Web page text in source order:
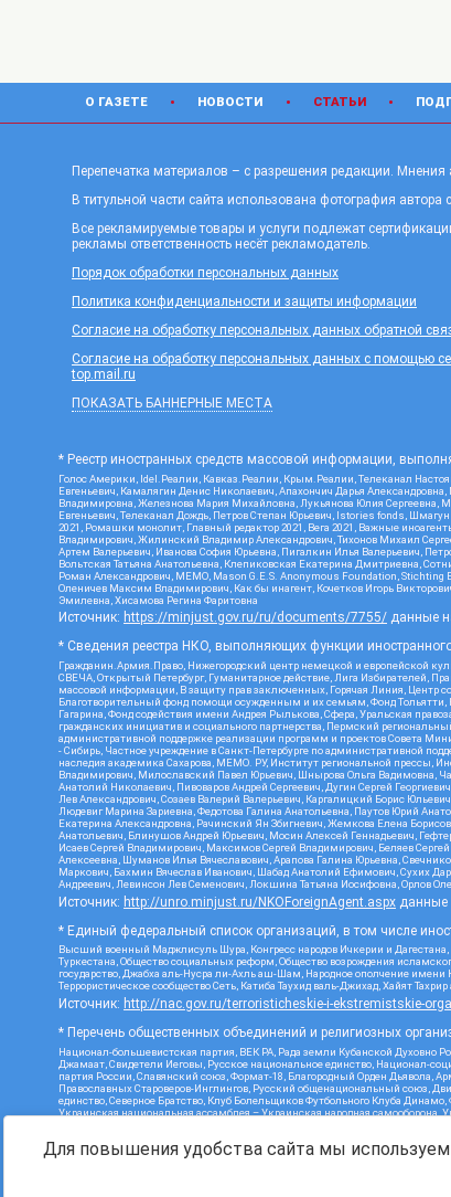
О ГАЗЕТЕ НОВОСТИ СТАТЬИ
Перепечатка материалов – с разрешения редакции. Мнения
В титульной части сайта использована фотография автора
Все рекламируемые товары и услуги подлежат
рекламы ответственность несёт рекламодатель.
Порядок обработки персональных данных
Политика конфиденциальности и защиты информации
Согласие на обработку персональных данных обратной
Согласие на обработку персональных данных с помощью
top.mail.ru
ПОКАЗАТЬ БАННЕРНЫЕ МЕСТА
* Реестр иностранных средств массовой информации,
Голос Америки, Idel.Реалии, Кавказ.Реалии, Крым.Реалии, Телеканал
Евгеньевич, Камалягин Денис Николаевич, Апахончич Дарья
Владимировна, Железнова Мария Михайловна, Лукьянова Юлия Сергеевна,
Евгеньевич, Телеканал Дождь, Петров Степан Юрьевич, Istories fonds,
2021, Ромашки монолит, Главный редактор 2021, Вега 2021, Важные
Владимирович, Жилинский Владимир Александрович, Тихонов Михаил
Артем Валерьевич, Иванова София Юрьевна, Пигалкин Илья Валерьевич,
Вольтская Татьяна Анатольевна, Клепиковская Екатерина Дмитриевна,
Роман Александрович, МЕМО, Mason G.E.S. Anonymous Foundation, Stichting
Оленичев Максим Владимирович, Как бы инагент, Кочетков Игорь
Эмилевна, Хисамова Регина Фаритовна
Источник: https://minjust.gov.ru/ru/documents/7755/ данные
* Сведения реестра НКО, выполняющих функции иностранного
Гражданин.Армия.Право, Нижегородский центр немецкой и европейской
СВЕЧА, Открытый Петербург, Гуманитарное действие, Лига Избирателей,
массовой информации, В защиту прав заключенных, Горячая Линия, Центр
Благотворительный фонд помощи осужденным и их семьям, Фонд Тольятти,
Гагарина, Фонд содействия имени Андрея Рылькова, Сфера, Уральская
гражданских инициатив и социального партнерства, Пермский
административной поддержке реализации программ и проектов Совета
- Сибирь, Частное учреждение в Санкт-Петербурге по административной
наследия академика Сахарова, МЕМО. РУ, Институт региональной прессы,
Владимирович, Милославский Павел Юрьевич, Шнырова Ольга Вадимовна,
Анатолий Николаевич, Пивоваров Андрей Сергеевич, Дугин Сергей
Лев Александрович, Созаев Валерий Валерьевич, Каргалицкий Борис
Людевиг Марина Зариевна, Федотова Галина Анатольевна, Паутов Юрий
Екатерина Александровна, Рачинский Ян Збигневич, Жемкова Елена
Анатольевич, Блинушов Андрей Юрьевич, Мосин Алексей Геннадьевич,
Исаев Сергей Владимирович, Максимов Сергей Владимирович, Беляев
Алексеевна, Шуманов Илья Вячеславович, Арапова Галина Юрьевна,
Маркович, Бахмин Вячеслав Иванович, Шабад Анатолий Ефимович, Сухих
Андреевич, Левинсон Лев Семенович, Локшина Татьяна Иосифовна, Орлов
Источник: http://unro.minjust.ru/NKOForeignAgent.aspx данные
* Единый федеральный список организаций, в том числе
Высший военный Маджлисуль Шура, Конгресс народов Ичкерии и
Туркестана, Общество социальных реформ, Общество возрождения
государство, Джабха аль-Нусра ли-Ахль аш-Шам, Народное ополчение
Террористическое сообщество Сеть, Катиба Таухид валь-Джихад, Хайят
Источник: http://nac.gov.ru/terroristicheskie-i-ekstremistskie-
* Перечень общественных объединений и религиозных
Национал-большевистская партия, ВЕК РА, Рада земли Кубанской Духовно
Джамаат, Свидетели Иеговы, Русское национальное единство, Национал-
партия России, Славянский союз, Формат-18, Благородный Орден Дьявола,
Православных Староверов-Инглингов, Русский общенациональный союз,
единство, Северное Братство, Клуб Болельщиков Футбольного Клуба
Украинская национальная ассамблея – Украинская народная
Союз Славянских Сил Руси, Алля-Аят, Благотворительный пансионат Ак
державный союз, Фонд борьбы с коррупцией, Фонд защиты прав граждан,
Для повышения удобства сайта мы используем